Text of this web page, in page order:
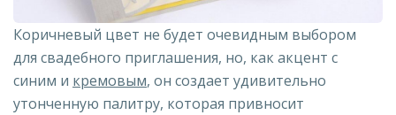
Коричневый цвет не будет очевидным выбором
для свадебного приглашения, но, как акцент с
синим и кремовым, он создает удивительно
утонченную палитру, которая привносит